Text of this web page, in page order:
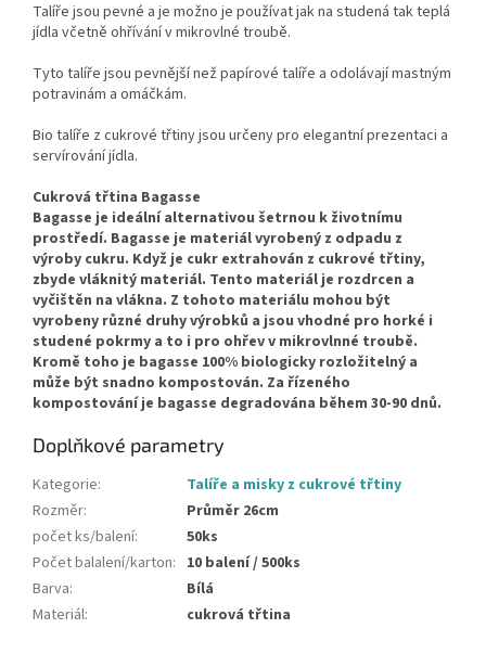
Talíře jsou pevné a je možno je používat jak na studená tak teplá
jídla včetně ohřívání v mikrovlné troubě.
Tyto talíře jsou pevnější než papírové talíře a odolávají mastným
potravinám a omáčkám.
Bio talíře z cukrové třtiny jsou určeny pro elegantní prezentaci a
servírování jídla.
Cukrová třtina Bagasse
Bagasse je ideální alternativou šetrnou k životnímu
prostředí. Bagasse je materiál vyrobený z odpadu z
výroby cukru. Když je cukr extrahován z cukrové třtiny,
zbyde vláknitý materiál. Tento materiál je rozdrcen a
vyčištěn na vlákna. Z tohoto materiálu mohou být
vyrobeny různé druhy výrobků a jsou vhodné pro horké i
studené pokrmy a to i pro ohřev v mikrovlnné troubě.
Kromě toho je bagasse 100% biologicky rozložitelný a
může být snadno kompostován. Za řízeného
kompostování je bagasse degradována během 30-90 dnů.
Doplňkové parametry
Kategorie:
Talíře a misky z cukrové třtiny
Rozměr:
Průměr 26cm
počet ks/balení:
50ks
Počet balalení/karton: 10 balení / 500ks
Barva:
Bílá
Materiál: cukrová třtina